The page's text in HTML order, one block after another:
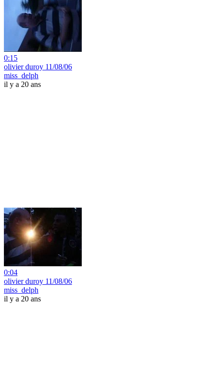
0:15
olivier duroy 11/08/06
miss_delph
il y a 20 ans
0:04
olivier duroy 11/08/06
miss_delph
il y a 20 ans